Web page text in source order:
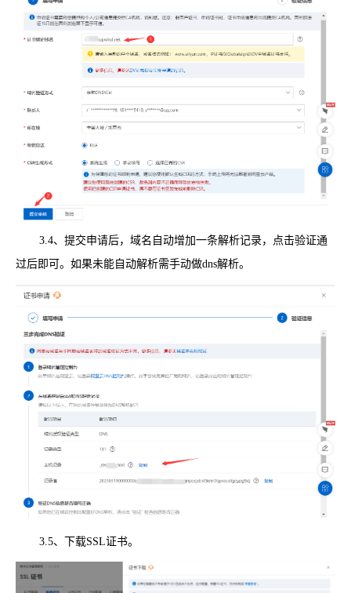
3.4、提交申请后，域名自动增加一条解析记录，点击验证通
过后即可。如果未能自动解析需手动做dns解析。
3.5、下载SSL证书。